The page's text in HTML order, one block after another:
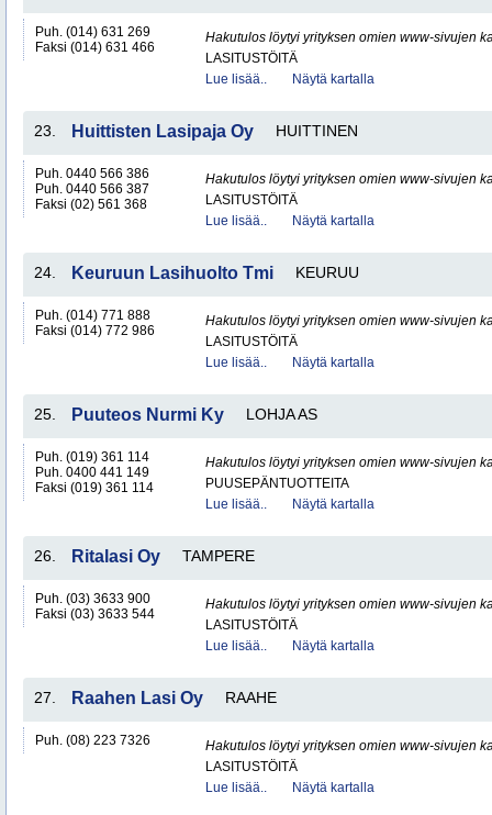
Puh. (014) 631 269
Faksi (014) 631 466
Hakutulos löytyi yrityksen omien www-sivujen
LASITUSTÖITÄ
Lue lisää..
Näytä kartalla
23. Huittisten Lasipaja Oy HUITTINEN
Puh. 0440 566 386
Puh. 0440 566 387
Faksi (02) 561 368
Hakutulos löytyi yrityksen omien www-sivujen
LASITUSTÖITÄ
Lue lisää..
Näytä kartalla
24. Keuruun Lasihuolto Tmi KEURUU
Puh. (014) 771 888
Faksi (014) 772 986
Hakutulos löytyi yrityksen omien www-sivujen
LASITUSTÖITÄ
Lue lisää..
Näytä kartalla
25. Puuteos Nurmi Ky LOHJA AS
Puh. (019) 361 114
Puh. 0400 441 149
Faksi (019) 361 114
Hakutulos löytyi yrityksen omien www-sivujen
PUUSEPÄNTUOTTEITA
Lue lisää..
Näytä kartalla
26. Ritalasi Oy TAMPERE
Puh. (03) 3633 900
Faksi (03) 3633 544
Hakutulos löytyi yrityksen omien www-sivujen
LASITUSTÖITÄ
Lue lisää..
Näytä kartalla
27. Raahen Lasi Oy RAAHE
Puh. (08) 223 7326
Hakutulos löytyi yrityksen omien www-sivujen
LASITUSTÖITÄ
Lue lisää..
Näytä kartalla